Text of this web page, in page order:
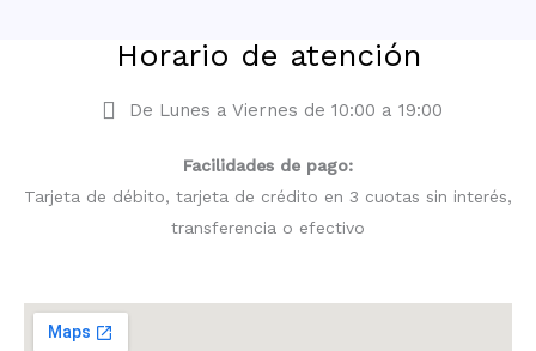
Horario de atención
De Lunes a Viernes de 10:00 a 19:00
Facilidades de pago:
Tarjeta de débito, tarjeta de crédito en 3 cuotas sin interés,
transferencia o efectivo